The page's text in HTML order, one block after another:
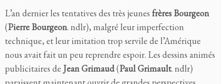
L’an dernier les tentatives des très jeunes frères Bourgeon
(Pierre Bourgeon. ndlr), malgré leur imperfection
technique, et leur imitation trop servile de l’Amérique
nous avait fait un peu reprendre espoir. Les dessins animés
publicitaires de Jean Grimaud(Paul Grimault. ndlr)